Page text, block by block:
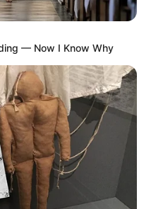
Krisztián világosan
Jimmy dalainak
szerzett helyet a
A Királycímű
Peter azt állítja,
miközben
ismertté” –mondta
Srámek technikailag
— Now I Know Why